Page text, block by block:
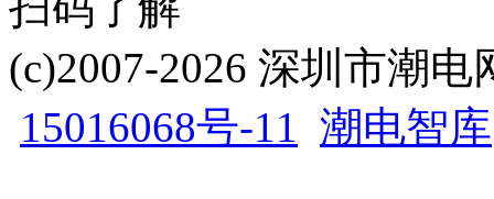
(c)2007-2026 深圳市潮
15016068号-11 潮电智库